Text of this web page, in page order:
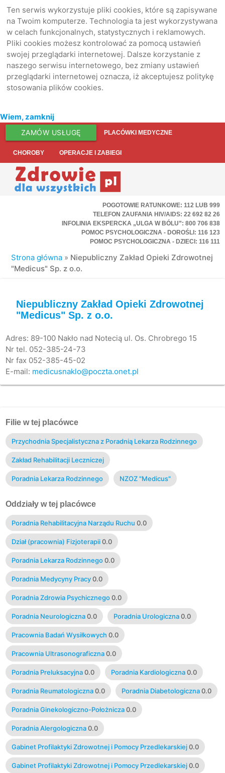
Ten serwis wykorzystuje pliki cookies, które są zapisywane
na Twoim komputerze. Technologia ta jest wykorzystywana
w celach funkcjonalnych, statystycznych i reklamowych.
Pliki cookies możesz kontrolować za pomocą ustawień
swojej przeglądarki internetowej. Dalsze korzystanie z
naszego serwisu internetowego, bez zmiany ustawień
przeglądarki internetowej oznacza, iż akceptujesz politykę
stosowania plików cookies.
Wiem, zamknij
ZAMÓW USŁUGĘ PLACÓWKI MEDYCZNE
CHOROBY OPERACJE I ZABIEGI
POGOTOWIE RATUNKOWE: 112 LUB 999
TELEFON ZAUFANIA HIV/AIDS: 22 692 82 26
INFOLINIA EKSPERCKA „ULGA W BÓLU”: 800 706 838
POMOC PSYCHOLOGICZNA - DOROŚLI: 116 123
POMOC PSYCHOLOGICZNA - DZIECI: 116 111
Strona główna » Niepubliczny Zakład Opieki Zdrowotnej
"Medicus" Sp. z o.o.
Niepubliczny Zakład Opieki Zdrowotnej
"Medicus" Sp. z o.o.
Adres: 89-100 Nakło nad Notecią ul. Os. Chrobrego 15
Nr tel. 052-385-24-73
Nr fax 052-385-45-02
E-mail: medicusnaklo@poczta.onet.pl
Filie w tej placówce
Przychodnia Specjalistyczna z Poradnią Lekarza Rodzinnego
Zakład Rehabilitacji Leczniczej
Poradnia Lekarza Rodzinnego NZOZ "Medicus"
Oddziały w tej placówce
Poradnia Rehabilitacyjna Narządu Ruchu 0.0
Dział (pracownia) Fizjoterapii 0.0
Poradnia Lekarza Rodzinnego 0.0
Poradnia Medycyny Pracy 0.0
Poradnia Zdrowia Psychicznego 0.0
Poradnia Neurologiczna 0.0 Poradnia Urologiczna 0.0
Pracownia Badań Wysiłkowych 0.0
Pracownia Ultrasonograficzna 0.0
Poradnia Preluksacyjna 0.0 Poradnia Kardiologiczna 0.0
Poradnia Reumatologiczna 0.0 Poradnia Diabetologiczna 0.0
Poradnia Ginekologiczno-Położnicza 0.0
Poradnia Alergologiczna 0.0
Gabinet Profilaktyki Zdrowotnej i Pomocy Przedlekarskiej 0.0
Gabinet Profilaktyki Zdrowotnej i Pomocy Przedlekarskiej 0.0